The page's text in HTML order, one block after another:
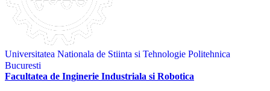
Universitatea Nationala de Stiinta si Tehnologie Politehnica
Bucuresti
Facultatea de Inginerie Industriala si Robotica